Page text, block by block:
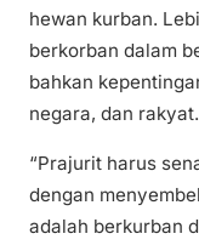
hewan kurban.
berkorban dalam
bahkan
negara, dan rakyat.
“Prajurit harus
dengan
adalah berkurban